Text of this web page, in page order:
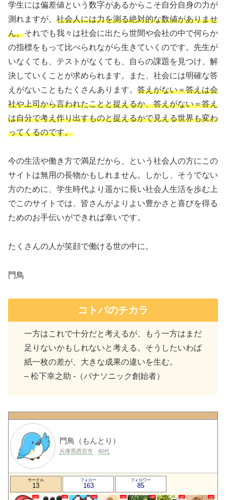
学生には偏差値という数字があるからこそ自分自身の力が
測れますが、 社会人には力を測る絶対的な数値がありませ
ん。それでも我々は社会に出たら世間や会社の中で何らか
の指標をもって比べられながら生きていくのです。先生が
いなくても、テストがなくても、自らの課題を見つけ、解
決していくことが求められます。また、社会には明確な答
えがないこともたくさんあります。 答えがない＝答えは会
社や上司から言われたことと捉えるか、答えがない＝答え
は自分で考え作り出すものと捉えるかで見える世界も変わ
ってくるのです。
今の生活や働き方で満足だから、という社会人の方にこの
サイトは無用の長物かもしれません。しかし、そうでない
方のために、学生時代より遥かに長い社会人生活を歩む上
でこのサイトでは、皆さんがよりよい豊かさと喜びを得る
ためのお手伝いができれば幸いです。
たくさんの人が笑顔で働ける世の中に。
門鳥
コトバのチカラ
一方はこれで十分だと考えるが、もう一方はまだ
足りないかもしれないと考える。そうしたいわば
紙一枚の差が、大きな成果の違いを生む。
– 松下幸之助 -（パナソニック創始者）
門鳥（もんとり）
兵庫県西宮市 40代
サークル
13
フォロー
163
フォロワー
85